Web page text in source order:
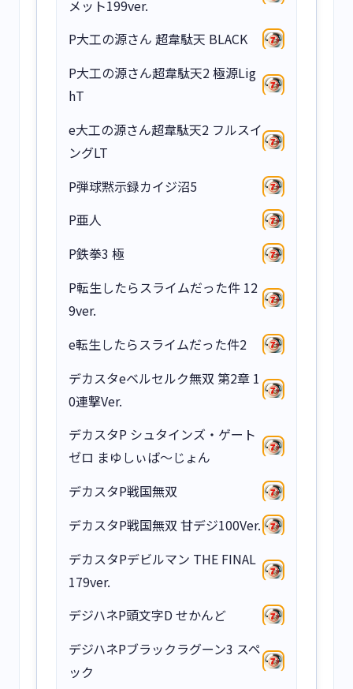
メット199ver.
P大工の源さん 超韋駄天 BLACK
P大工の源さん超韋駄天2 極源Lig
hT
e大工の源さん超韋駄天2 フルスイ
ングLT
P弾球黙示録カイジ沼5
P亜人
P鉄拳3 極
P転生したらスライムだった件 12
9ver.
e転生したらスライムだった件2
デカスタeベルセルク無双 第2章 1
0連撃Ver.
デカスタP シュタインズ・ゲート
ゼロ まゆしぃば～じょん
デカスタP戦国無双
デカスタP戦国無双 甘デジ100Ver.
デカスタPデビルマン THE FINAL
179ver.
デジハネP頭文字D せかんど
デジハネPブラックラグーン3 スペ
ック